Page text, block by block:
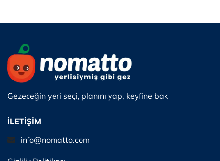
Gezeceğin yeri seçi, planını yap, keyfine bak
İLETİŞİM
info@nomatto.com